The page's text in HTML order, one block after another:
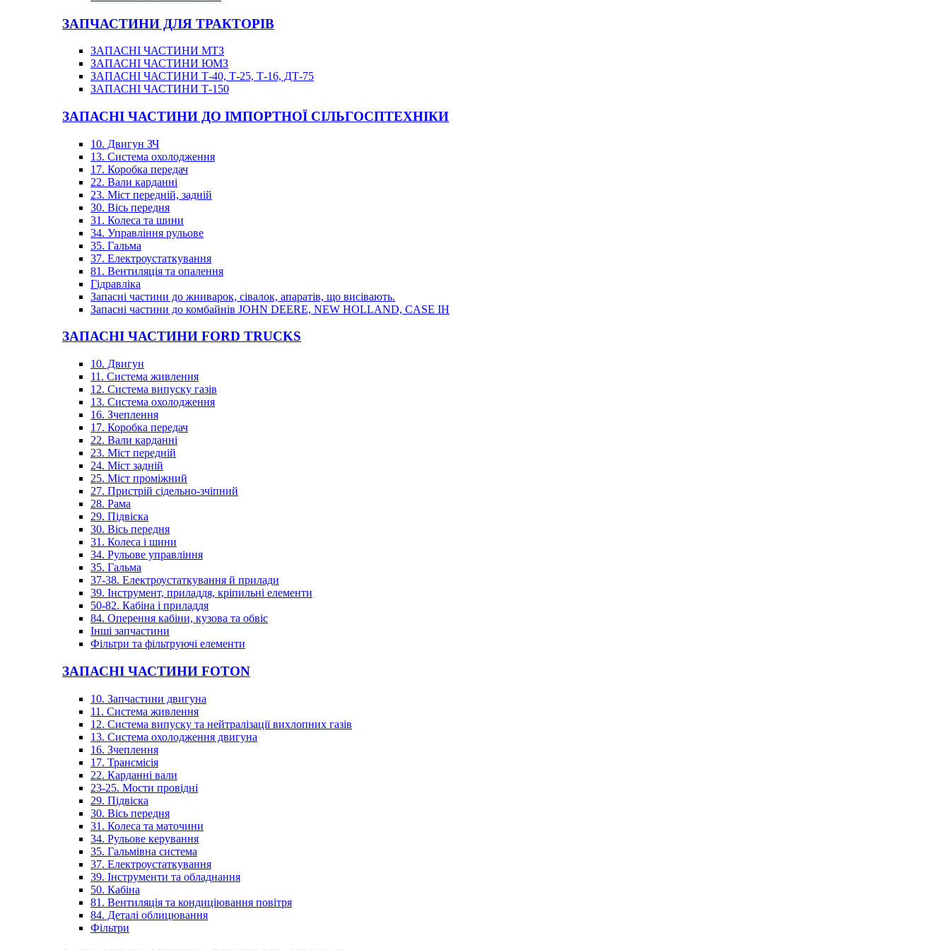
ЗАПЧАСТИНИ ДЛЯ ТРАКТОРІВ
ЗАПАСНІ ЧАСТИНИ МТЗ
ЗАПАСНІ ЧАСТИНИ ЮМЗ
ЗАПАСНІ ЧАСТИНИ Т-40, Т-25, Т-16, ДТ-75
ЗАПАСНІ ЧАСТИНИ Т-150
ЗАПАСНІ ЧАСТИНИ ДО ІМПОРТНОЇ СІЛЬГОСПТЕХНІКИ
10. Двигун ЗЧ
13. Система охолодження
17. Коробка передач
22. Вали карданні
23. Міст передній, задній
30. Вісь передня
31. Колеса та шини
34. Управління рульове
35. Гальма
37. Електроустаткування
81. Вентиляція та опалення
Гідравліка
Запасні частини до жниварок, сівалок, апаратів, що висівають.
Запасні частини до комбайнів JOHN DEERE, NEW HOLLAND, CASE IH
ЗАПАСНІ ЧАСТИНИ FORD TRUCKS
10. Двигун
11. Система живлення
12. Система випуску газів
13. Система охолодження
16. Зчеплення
17. Коробка передач
22. Вали карданні
23. Міст передній
24. Міст задній
25. Міст проміжний
27. Пристрій сідельно-зчіпний
28. Рама
29. Підвіска
30. Вісь передня
31. Колеса і шини
34. Рульове управління
35. Гальма
37-38. Електроустаткування й прилади
39. Інструмент, приладдя, кріпильні елементи
50-82. Кабіна і приладдя
84. Оперення кабіни, кузова та обвіс
Інші запчастини
Фільтри та фільтруючі елементи
ЗАПАСНІ ЧАСТИНИ FOTON
10. Запчастини двигуна
11. Система живлення
12. Система випуску та нейтралізації вихлопних газів
13. Система охолодження двигуна
16. Зчеплення
17. Трансмісія
22. Карданні вали
23-25. Мости провідні
29. Підвіска
30. Вісь передня
31. Колеса та маточини
34. Рульове керування
35. Гальмівна система
37. Електроустаткування
39. Інструменти та обладнання
50. Кабіна
81. Вентиляція та кондиціювання повітря
84. Деталі облицювання
Фільтри